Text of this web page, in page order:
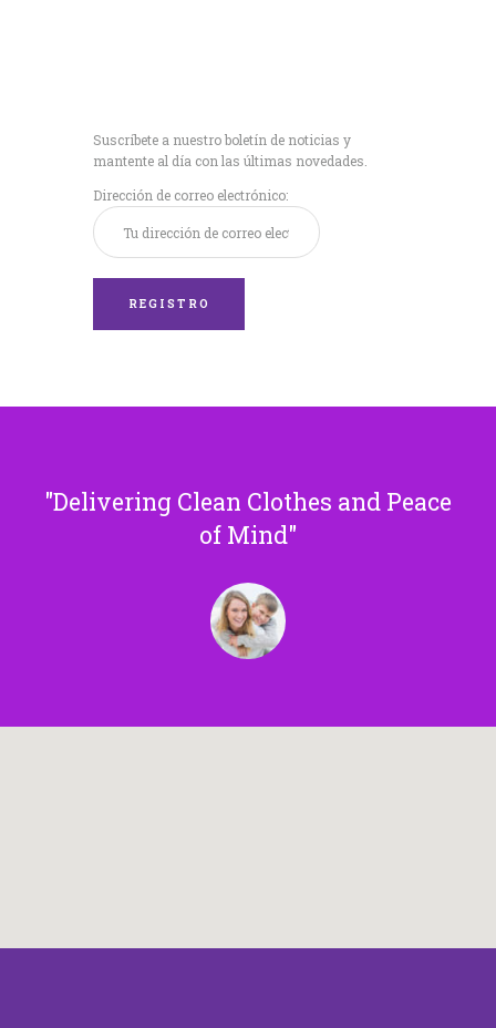
Suscríbete a nuestro boletín de noticias y
mantente al día con las últimas novedades.
Dirección de correo electrónico:
Delivering Clean Clothes and Peace
of Mind